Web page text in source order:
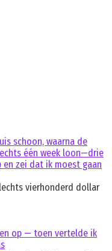
schoon, waarna de
één week loon—drie
zei dat ik moest gaan
vierhonderd dollar
op — toen vertelde ik